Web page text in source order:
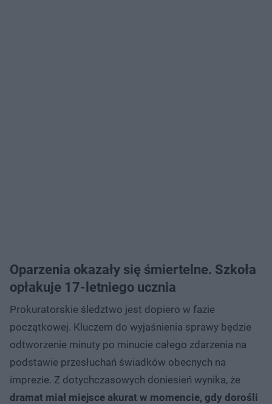
Oparzenia okazały się śmiertelne. Szkoła
opłakuje 17-letniego ucznia
Prokuratorskie śledztwo jest dopiero w fazie
początkowej. Kluczem do wyjaśnienia sprawy będzie
odtworzenie minuty po minucie całego zdarzenia na
podstawie przesłuchań świadków obecnych na
imprezie. Z dotychczasowych doniesień wynika, że
dramat miał miejsce akurat w momencie, gdy dorośli